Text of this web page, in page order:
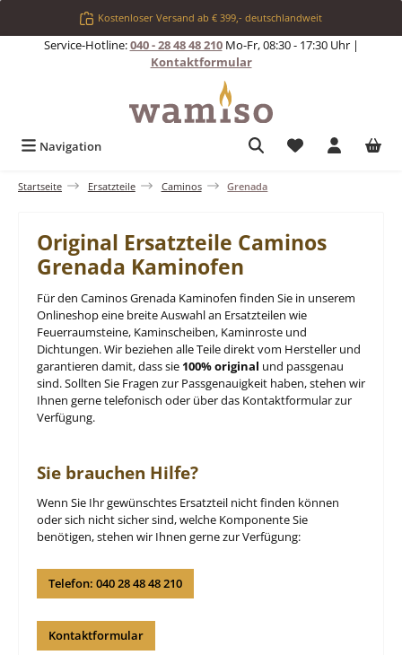
Zum Hauptinhalt springenKostenloser Versand ab € 399,- deutschlandweit
Service-Hotline:040 - 28 48 48 210Mo-Fr, 08:30 - 17:30 Uhr |
Kontaktformular
Navigation Du hast 0
Startseite Ersatzteile Caminos Grenada
Original Ersatzteile Caminos
Grenada Kaminofen
Für den Caminos Grenada Kaminofen finden Sie in unserem
Onlineshop eine breite Auswahl an Ersatzteilen wie
Feuerraumsteine, Kaminscheiben, Kaminroste und
Dichtungen. Wir beziehen alle Teile direkt vom Hersteller und
garantieren damit, dass sie 100% original und passgenau
sind. Sollten Sie Fragen zur Passgenauigkeit haben, stehen wir
Ihnen gerne telefonisch oder über das Kontaktformular zur
Verfügung.
Sie brauchen Hilfe?
Wenn Sie Ihr gewünschtes Ersatzteil nicht finden können
oder sich nicht sicher sind, welche Komponente Sie
benötigen, stehen wir Ihnen gerne zur Verfügung:
Telefon: 040 28 48 48 210
Kontaktformular